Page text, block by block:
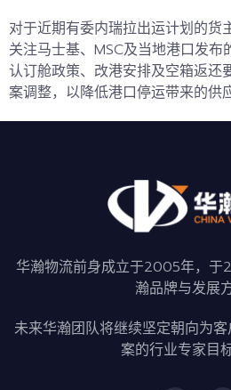
对于近期有委内瑞拉出运计划的货
关注马士基、MSC及当地港口发
认订舱政策、改港安排及空箱返还
案调整，以降低港口停运带来的供
华瀚物流前身成立于2005年，于
瀚品牌与发展
未来华瀚团队将继续坚定朝向为
案的行业专家目